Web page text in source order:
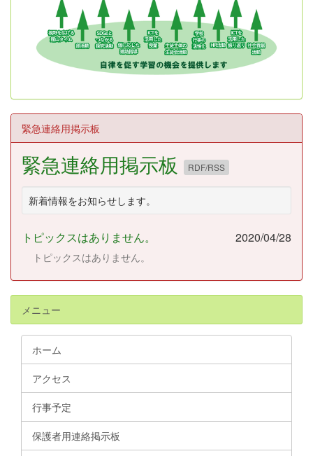
緊急連絡用掲示板
緊急連絡用掲示板 RDF/RSS
新着情報をお知らせします。
トピックスはありません。 2020/04/28
トピックスはありません。
メニュー
ホーム
アクセス
行事予定
保護者用連絡掲示板